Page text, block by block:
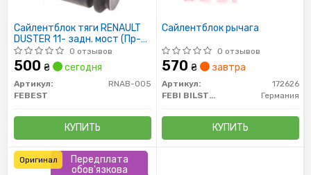
Сайлентблок тяги RENAULT
DUSTER 11- задн. мост (Пр-
во FEBEST)
0 отзывов
500 ₴ сегодня
Артикул:
RNAB-005
FEBEST
КУПИТЬ
Сайлентблок рычага
0 отзывов
570 ₴ завтра
Артикул:
172626
FEBI BILSTEIN
Германия
КУПИТЬ
Передплата
обов'язкова
Оригинал